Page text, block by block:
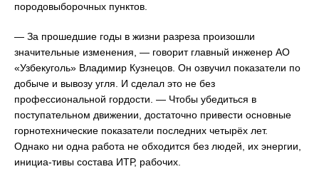
породовыборочных пунктов.
— За прошедшие годы в жизни разреза произошли
значительные изменения, — говорит главный инженер АО
«Узбекуголь» Владимир Кузнецов. Он озвучил показатели по
добыче и вывозу угля. И сделал это не без
профессиональной гордости. — Чтобы убедиться в
поступательном движении, достаточно привести основные
горнотехнические показатели последних четырёх лет.
Однако ни одна работа не обходится без людей, их энергии,
инициа-тивы состава ИТР, рабочих.